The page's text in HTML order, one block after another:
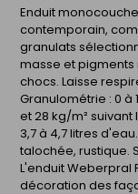
Enduit
contemporain,
granulats
masse et pigments
chocs. Laisse
Granulométrie : 0 à
et 28 kg/m²
3,7 à 4,7 litres
talochée, rustique.
L'enduit Weberpral
décoration des